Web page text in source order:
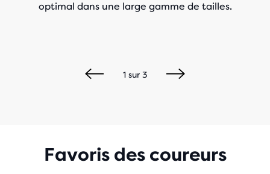
optimal dans une large gamme de tailles.
1sur 3
Favoris des coureurs